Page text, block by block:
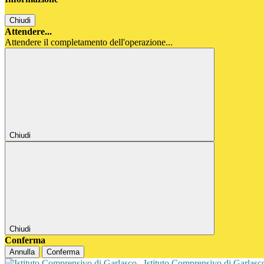
Chiudi
Attendere...
Attendere il completamento dell'operazione...
Chiudi
Chiudi
Conferma
Annulla Conferma